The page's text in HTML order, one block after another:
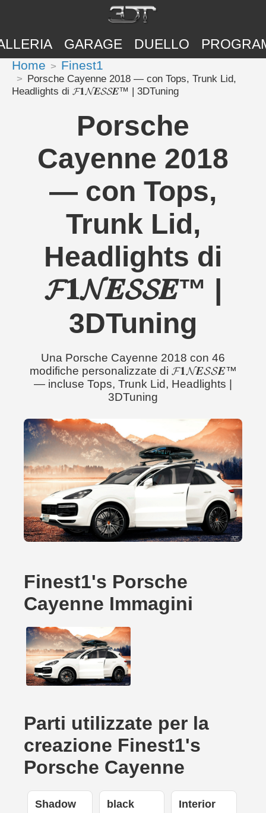
GARAGE DUELLO
Home Finest1
Porsche Cayenne 2018 — con Tops, Trunk Lid,
Headlights di 𝓕𝟏𝓝𝑬𝓢𝓢𝑬™ | 3DTuning
Porsche
Cayenne 2018
— con Tops,
Trunk Lid,
Headlights di
𝓕𝟏𝓝𝑬𝓢𝓢𝑬™ |
3DTuning
Una Porsche Cayenne 2018 con 46
modifiche personalizzate di 𝓕𝟏𝓝𝑬𝓢𝓢𝑬™
— incluse Tops, Trunk Lid, Headlights |
3DTuning
Finest1's Porsche
Cayenne Immagini
Parti utilizzate per la
creazione Finest1's
Porsche Cayenne
Shadow black Interior